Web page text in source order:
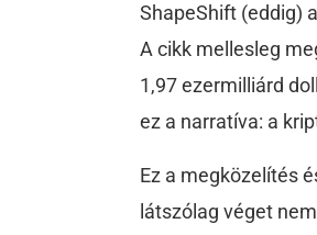
ShapeShift (eddig)
A cikk mellesleg
1,97 ezermilliárd
ez a narratíva: a
Ez a megközelítés
látszólag véget